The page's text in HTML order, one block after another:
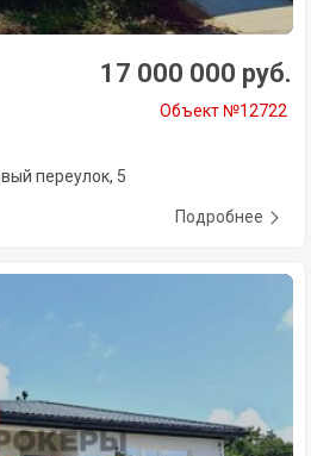
17 000 000 руб.
Объект №12722
переулок, 5
Подробнее